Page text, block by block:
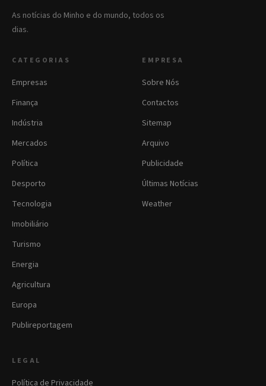
As notícias do Minho e do mundo, todos os
dias.
CATEGORIAS
Empresas
Finança
Indústria
Mercados
Política
Desporto
Tecnologia
Imobiliário
Turismo
Energia
Agricultura
Europa
Publireportagem
EMPRESA
Sobre Nós
Contactos
Sitemap
Arquivo
Publicidade
Últimas Notícias
Weather
LEGAL
Política de Privacidade